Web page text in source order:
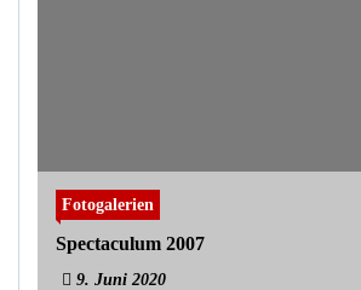
Fotogalerien
Spectaculum 2007
9. Juni 2020